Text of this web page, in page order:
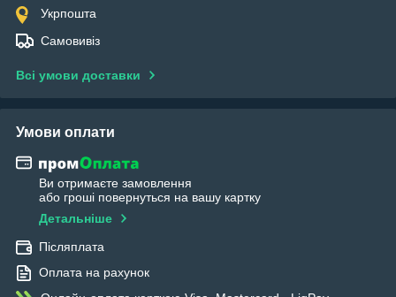
Укрпошта
Самовивіз
Всі умови доставки
Умови оплати
Ви отримаєте замовлення
або гроші повернуться на вашу картку
Детальніше
Післяплата
Оплата на рахунок